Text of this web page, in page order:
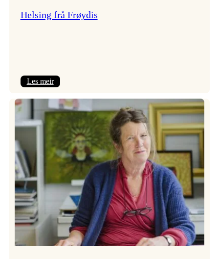
Helsing frå Frøydis
Les meir:
frå
Frøydis